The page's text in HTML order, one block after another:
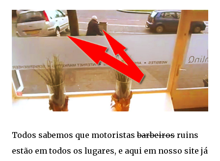
Todos sabemos que motoristasbarbeiros ruins
estão em todos os lugares, e aqui em nosso site já